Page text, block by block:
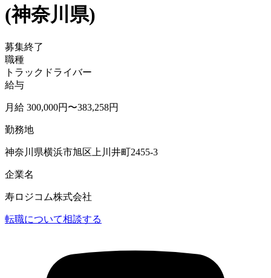
(神奈川県)
募集終了
職種
トラックドライバー
給与
月給 300,000円〜383,258円
勤務地
神奈川県横浜市旭区上川井町2455-3
企業名
寿ロジコム株式会社
転職について相談する